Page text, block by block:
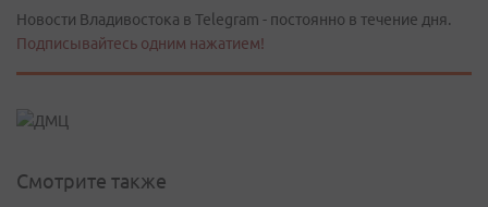
Новости Владивостока в Telegram - постоянно в течение дня.
Подписывайтесь одним нажатием!
Смотрите также